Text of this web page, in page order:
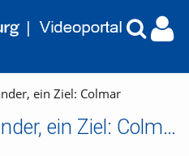
ein Ziel: Colmar
Drei Wege, zwei Länder, ein Ziel: Colmar